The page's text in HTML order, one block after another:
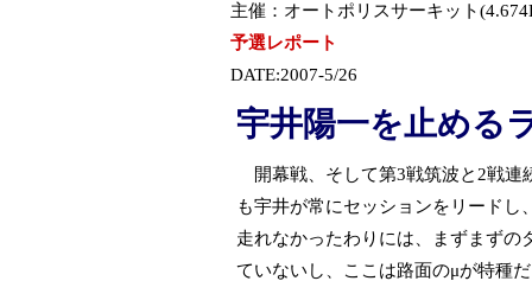
主催：オートポリスサーキット
予選レポート
DATE:2007-5/26
宇井陽一を止める
開幕戦、そして第3戦筑波と2戦連
も宇井が常にセッションをリード
走れなかったわりには、まずまずの
ていないし、ここは路面のμが特種